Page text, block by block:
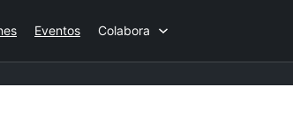
Eventos Colabora